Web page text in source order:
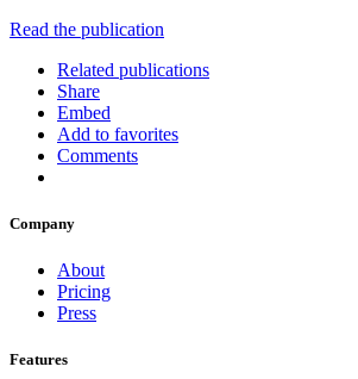
Read the publication
Related publications
Share
Embed
Add to favorites
Comments
Company
About
Pricing
Press
Features